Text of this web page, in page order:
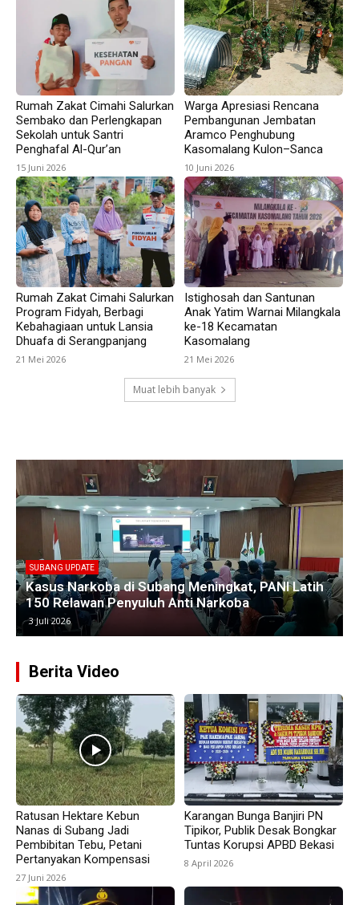
SUBANG UPDATE
Empat Kades di Blanakan Bahas Penataan Batas
Kawasan Hutan untuk Revitalisasi Tambak
Pantura
25 Juni 2026
Berita Video
Ratusan Hektare Kebun
Nanas di Subang Jadi
Pembibitan Tebu, Petani
Pertanyakan Kompensasi
27 Juni 2026
Karangan Bunga Banjiri PN
Tipikor, Publik Desak Bongkar
Tuntas Korupsi APBD Bekasi
8 April 2026
Rumah Zakat Cimahi Salurkan
Sembako dan Perlengkapan
Sekolah untuk Santri
Penghafal Al-Qur’an
15 Juni 2026
Warga Apresiasi Rencana
Pembangunan Jembatan
Aramco Penghubung
Kasomalang Kulon–Sanca
10 Juni 2026
Rumah Zakat Cimahi Salurkan
Program Fidyah, Berbagi
Kebahagiaan untuk Lansia
Dhuafa di Serangpanjang
21 Mei 2026
Istighosah dan Santunan
Anak Yatim Warnai Milangkala
ke-18 Kecamatan
Kasomalang
21 Mei 2026
Muat lebih banyak